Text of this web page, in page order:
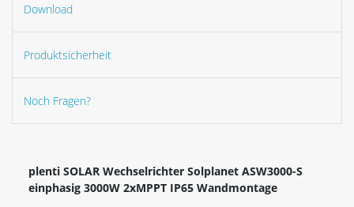
Download
Produktsicherheit
Noch Fragen?
plenti SOLAR Wechselrichter Solplanet ASW3000-S
einphasig 3000W 2xMPPT IP65 Wandmontage